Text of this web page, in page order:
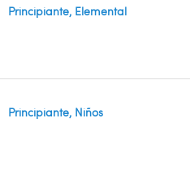
Principiante, Elemental
Principiante, Niños